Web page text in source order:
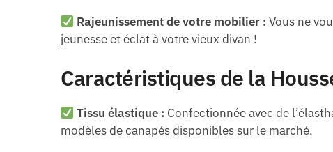
Rajeunissement de votre mobilier : Vous ne
jeunesse et éclat à votre vieux divan !
Caractéristiques de la
Tissu élastique : Confectionnée avec de
modèles de canapés disponibles sur le marché.